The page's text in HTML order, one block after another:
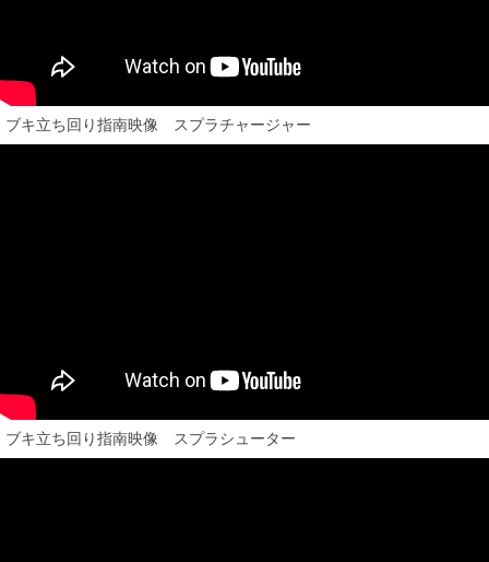
ブキ立ち回り指南映像 スプラチャージャー
ブキ立ち回り指南映像 スプラシューター